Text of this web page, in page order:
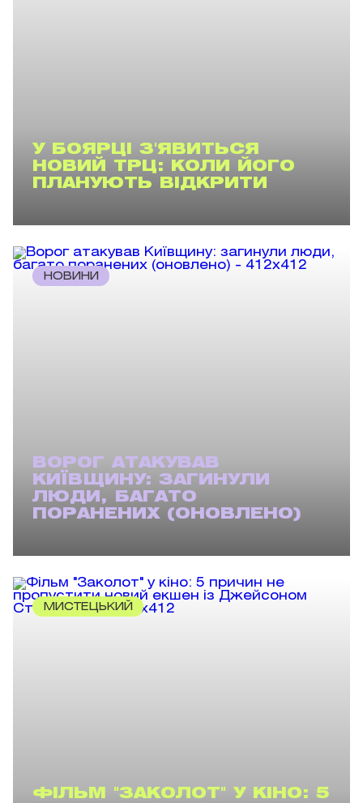
У БОЯРЦІ З'ЯВИТЬСЯ
НОВИЙ ТРЦ: КОЛИ ЙОГО
ПЛАНУЮТЬ ВІДКРИТИ
НОВИНИ
ВОРОГ АТАКУВАВ
КИЇВЩИНУ: ЗАГИНУЛИ
ЛЮДИ, БАГАТО
ПОРАНЕНИХ (ОНОВЛЕНО)
МИСТЕЦЬКИЙ
ФІЛЬМ "ЗАКОЛОТ" У КІНО: 5